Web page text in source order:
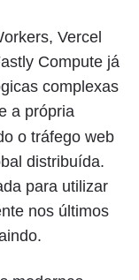
Vercel
Compute já
complexas
a própria
o tráfego web
distribuída.
para utilizar
nos últimos